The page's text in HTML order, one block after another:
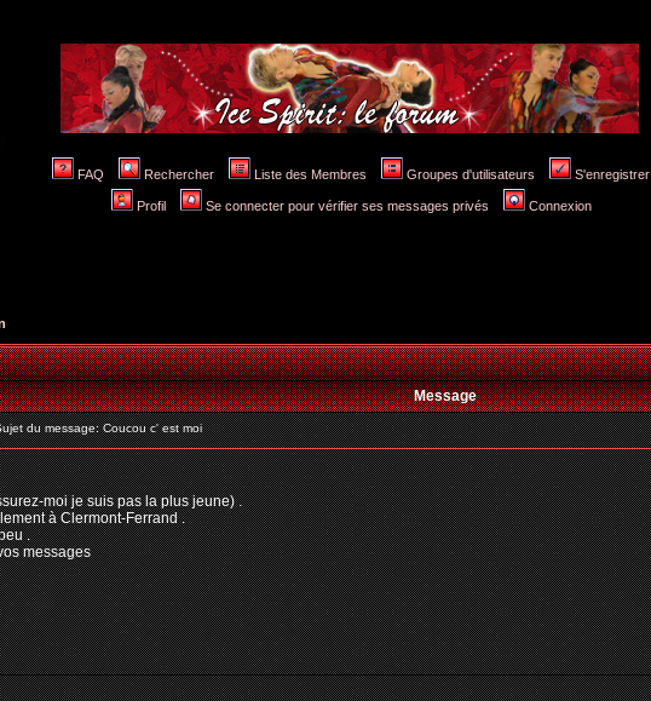
FAQ Rechercher Liste des Membres Groupes d'utilisateurs S'enregistrer
Profil Se connecter pour vérifier ses messages privés Connexion
Message
du message: Coucou c' est moi
moi je suis pas la plus jeune) .
à Clermont-Ferrand .
.
messages